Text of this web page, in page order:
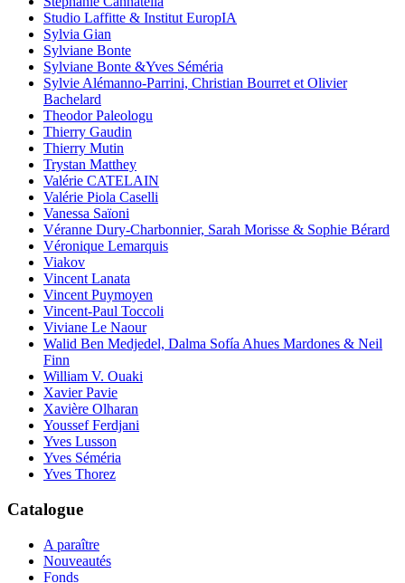
Studio Laffitte & Institut EuropIA
Sylvia Gian
Sylviane Bonte
Sylviane Bonte &Yves Séméria
Sylvie Alémanno-Parrini, Christian Bourret et Olivier
Bachelard
Theodor Paleologu
Thierry Gaudin
Thierry Mutin
Trystan Matthey
Valérie CATELAIN
Valérie Piola Caselli
Vanessa Saïoni
Véranne Dury-Charbonnier, Sarah Morisse & Sophie Bérard
Véronique Lemarquis
Viakov
Vincent Lanata
Vincent Puymoyen
Vincent-Paul Toccoli
Viviane Le Naour
Walid Ben Medjedel, Dalma Sofía Ahues Mardones & Neil
Finn
William V. Ouaki
Xavier Pavie
Xavière Olharan
Youssef Ferdjani
Yves Lusson
Yves Séméria
Yves Thorez
Catalogue
A paraître
Nouveautés
Fonds